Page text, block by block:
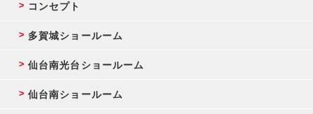
コンセプト
多賀城ショールーム
仙台南光台ショールーム
仙台南ショールーム